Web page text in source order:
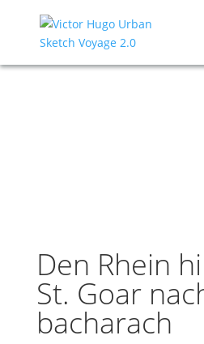
Den Rhein
St. Goar
bacharach